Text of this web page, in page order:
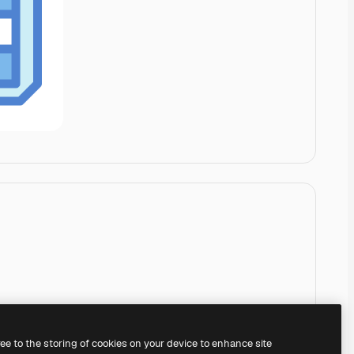
to the storing of cookies on your device to enhance site